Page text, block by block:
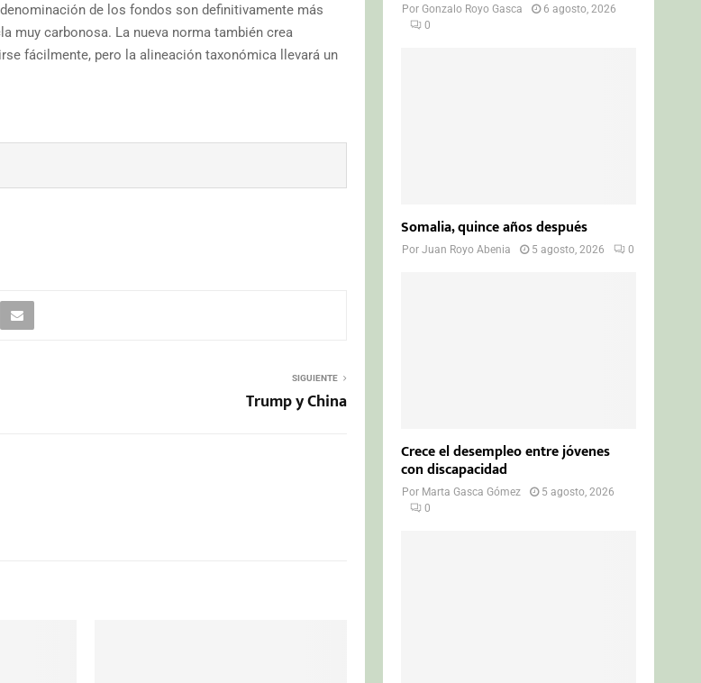
de los fondos son definitivamente más
muy carbonosa. La nueva norma también crea
fácilmente, pero la alineación taxonómica llevará un
SIGUIENTE
Trump y China
PorGonzalo Royo Gasca
6 agosto, 2026
0
Somalia, quince años después
PorJuan Royo Abenia 5 agosto, 2026 0
Crece el desempleo entre jóvenes
con discapacidad
Por Marta Gasca Gómez
5 agosto, 2026
0